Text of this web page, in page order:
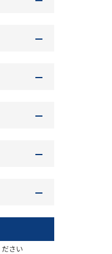
さい